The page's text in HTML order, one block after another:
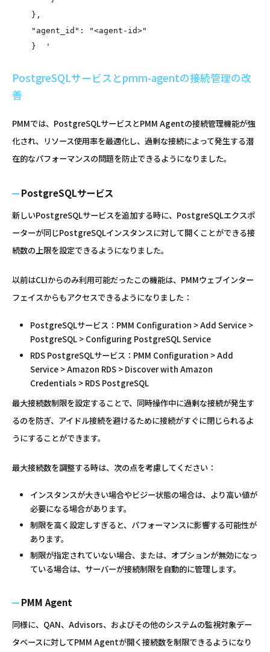
    },
    "agent_id": "<agent-id>"
    }  '
PostgreSQLサービスとpmm-agentの接続管理の改
善
PMMでは、PostgreSQLサービスとPMM Agentの接続管理機能が強
化され、リソース使用率を最適化し、過剰な接続によって発生する潜
在的なパフォーマンスの問題を防止できるようになりました。
PostgreSQLサービス
新しいPostgreSQLサービスを追加する時に、PostgreSQLエクスポ
ーターが同じPostgreSQLインスタンスに対して開くことができる接
続数の上限を設定できるようになりました。
以前はCLIからのみ利用可能だったこの機能は、PMMウェブインター
フェイスからもアクセスできるようになりました：
PostgreSQLサービス：PMM Configuration > Add Service >
PostgreSQL > Configuring PostgreSQL Service
RDS PostgreSQLサービス：PMM Configuration > Add
Service > Amazon RDS > Discover with Amazon
Credentials > RDS PostgreSQL
最大接続数制限を設定することで、同時操作中に過剰な接続が発生す
るのを防ぎ、アイドル接続を避けるために接続がすぐに閉じられるよ
うにすることができます。
最大接続数を調整する時は、次の点を考慮してください：
インスタンスが大きい場合やビジー状態の場合は、より高い値が
必要になる場合があります。
制限を高く設定しすぎると、パフォーマンスに影響する可能性が
あります。
制限が指定されていない場合、または、オプションが無効になっ
ている場合は、サーバーが接続制限を自動的に管理します。
PMM Agent
同様に、QAN、Advisors、およびその他のシステムの監視対象デー
タベースに対してPMM Agentが開く接続数を制限できるようになり